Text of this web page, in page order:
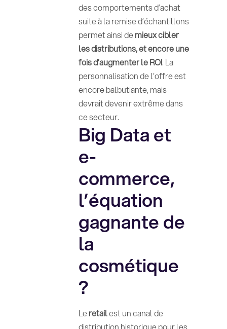
des comportements d’achat
suite à la remise d’échantillons
permet ainsi demieux cibler
les distributions, et encore une
fois d’augmenter le ROI. La
personnalisation de l'offre est
encore balbutiante, mais
devrait devenir extrême dans
ce secteur.
Big Data et
e-
commerce,
l’équation
gagnante de
la
cosmétique
?
Leretailest un canal de